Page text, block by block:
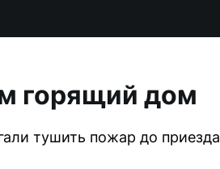
горящий дом
тушить пожар до приезда